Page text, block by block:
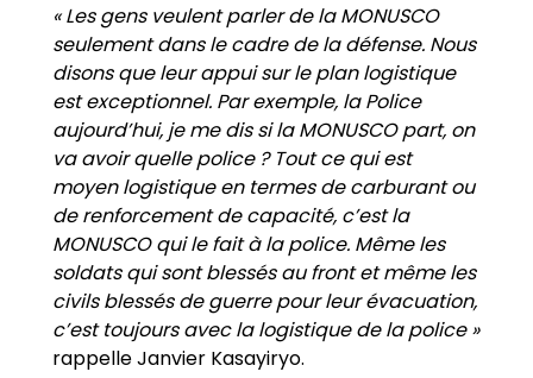
« Les gens veulent parler de la MONUSCO
seulement dans le cadre de la défense. Nous
disons que leur appui sur le plan logistique
est exceptionnel. Par exemple, la Police
aujourd’hui, je me dis si la MONUSCO part, on
va avoir quelle police ? Tout ce qui est
moyen logistique en termes de carburant ou
de renforcement de capacité, c’est la
MONUSCO qui le fait à la police. Même les
soldats qui sont blessés au front et même les
civils blessés de guerre pour leur évacuation,
c’est toujours avec la logistique de la police »
rappelle Janvier Kasayiryo.